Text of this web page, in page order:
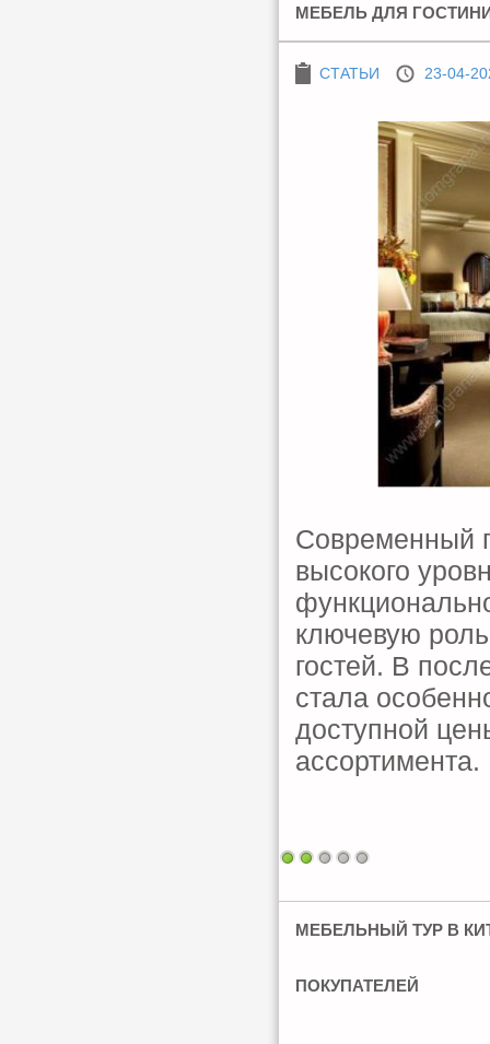
МЕБЕЛЬ ДЛЯ
СТАТЬИ 23-04-
Современный
высокого
ключевую
гостей. В
стала
доступной
ассортимента.
МЕБЕЛЬНЫЙ ТУР В
ПОКУПАТЕЛЕЙ